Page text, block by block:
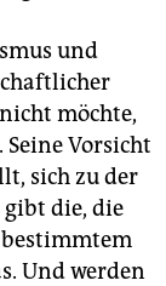
und
möchte,
Vorsicht
sich zu der
gibt die, die
Und werden